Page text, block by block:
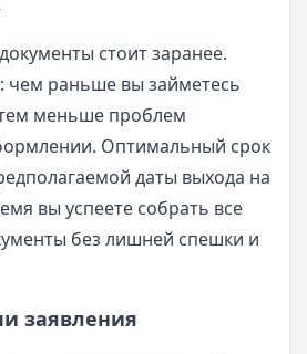
стоит заранее.
чем раньше вы займетесь
меньше проблем
Оптимальный срок
даты выхода на
вы успеете собрать все
без лишней спешки и
заявления